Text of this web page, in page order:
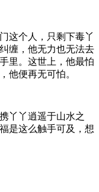
这个人，只剩下毒丫
缠，他无力也无法去
里。这世上，他最怕
他便再无可怕。
丫丫逍遥于山水之
是这么触手可及，想